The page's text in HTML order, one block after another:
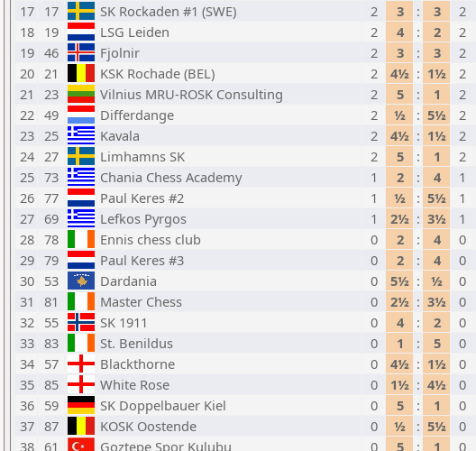
17
17 SK Rockaden #1 (SWE) 2 3 : 3 2
18
19 LSG Leiden 2 4 : 2 2
19 46 Fjolnir 2 3 : 3 2
20 21 KSK Rochade (BEL) 2 4½ : 1½ 2
21
23 Vilnius MRU-ROSK Consulting 2 5 : 1 2
22 49 Differdange 2 ½ : 5½ 2
23 25 Kavala 2 4½ : 1½ 2
24 27 Limhamns SK 2 5 : 1 2
25 73 Chania Chess Academy 1 2 : 4 1
26 77 Paul Keres #2 1 ½ : 5½ 1
27
69 Lefkos Pyrgos 1 2½ : 3½ 1
28 78 Ennis chess club 0 2 : 4 0
29 79 Paul Keres #3 0 2 : 4 0
30
53 Dardania 0 5½ : ½ 0
31
81 Master Chess 0 2½ : 3½ 0
32
55 SK 1911 0 4 : 2 0
33 83 St. Benildus 0 1 : 5 0
34
57 Blackthorne 0 4½ : 1½ 0
35 85 White Rose 0 1½ : 4½ 0
36
59 SK Doppelbauer Kiel 0 5 : 1 0
37 87 KOSK Oostende 0 ½ : 5½ 0
38 61 Goztepe Spor Kulubu 0 5 : 1 0